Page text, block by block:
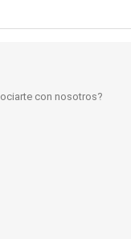
con nosotros?